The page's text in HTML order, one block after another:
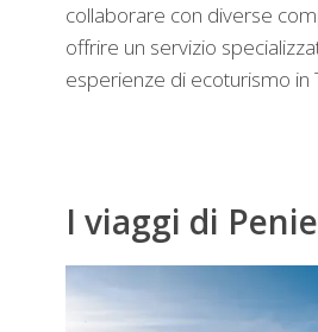
collaborare con diverse
offrire un servizio
esperienze di ecoturismo in
I viaggi di